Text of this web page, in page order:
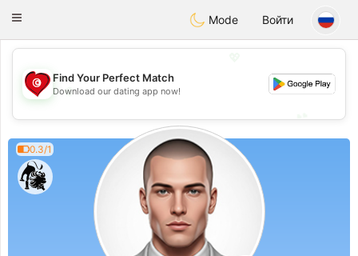
Tunisia Dating
Toggle
Mode Войти
💖
💕
Find Your Perfect Match
Download our dating app now!
0.3/1